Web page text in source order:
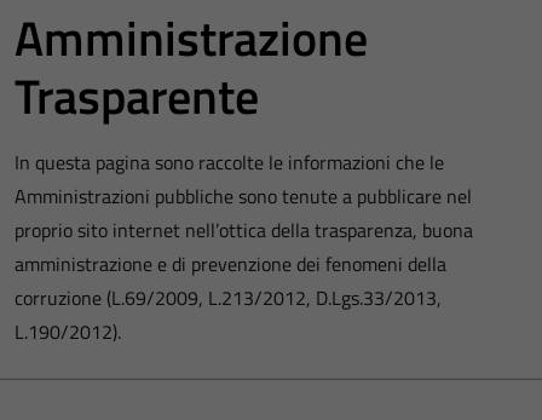
Amministrazione
Trasparente
In questa pagina sono raccolte le informazioni che le
Amministrazioni pubbliche sono tenute a pubblicare nel
proprio sito internet nell’ottica della trasparenza, buona
amministrazione e di prevenzione dei fenomeni della
corruzione (L.69/2009, L.213/2012, D.Lgs.33/2013,
L.190/2012).